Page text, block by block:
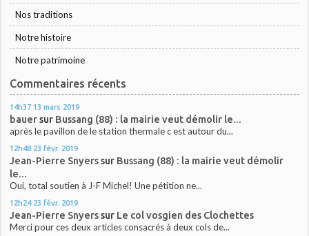
Nos traditions
Notre histoire
Notre patrimoine
Commentaires récents
14h37 13 mars 2019
bauersur Bussang (88) : la mairie veut démolir le...
après le pavillon de le station thermale c est autour du...
12h48 23 févr. 2019
Jean-Pierre Snyerssur Bussang (88) : la mairie veut démolir
le...
Oui, total soutien à J-F Michel! Une pétition ne...
12h24 23 févr. 2019
Jean-Pierre Snyerssur Le col vosgien des Clochettes
Merci pour ces deux articles consacrés à deux cols de...